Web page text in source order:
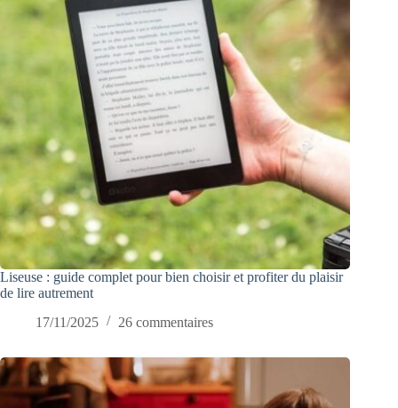
Liseuse : guide complet pour bien choisir et profiter du plaisir
de lire autrement
17/11/2025
26 commentaires